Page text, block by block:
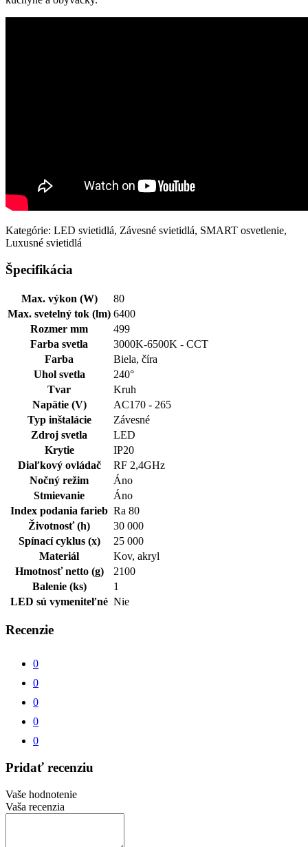
Kategórie: LED svietidlá, Závesné svietidlá, SMART osvetlenie,
Luxusné svietidlá
Špecifikácia
Max. výkon (W)
80
Max. svetelný tok (lm) 6400
Rozmer mm
499
Farba svetla
3000K-6500K - CCT
Farba
Biela, číra
Uhol svetla
240°
Tvar
Kruh
Napätie (V)
AC170 - 265
Typ inštalácie
Závesné
Zdroj svetla
LED
Krytie
IP20
Diaľkový ovládač
RF 2,4GHz
Nočný režim
Áno
Stmievanie
Áno
Index podania farieb Ra 80
Životnosť (h)
30 000
Spínací cyklus (x)
25 000
Materiál
Kov, akryl
Hmotnosť netto (g)
2100
Balenie (ks)
1
LED sú vymeniteľné Nie
Recenzie
0
0
0
0
0
Pridať recenziu
Vaše hodnotenie
Vaša recenzia